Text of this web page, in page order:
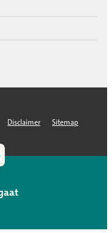
Disclaimer Sitemap